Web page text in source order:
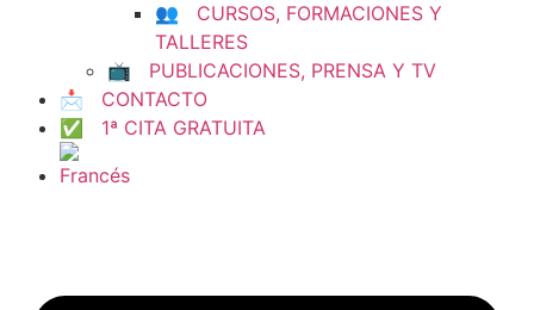
👥 CURSOS, FORMACIONES Y
TALLERES
📺 PUBLICACIONES, PRENSA Y TV
📩 CONTACTO
✅ 1ª CITA GRATUITA